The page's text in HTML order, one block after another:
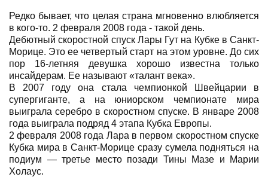
Редко бывает, что целая страна мгновенно влюбляется
в кого-то. 2 февраля 2008 года - такой день.
Дебютный скоростной спуск Лары Гут на Кубке в Санкт-
Морице. Это ее четвертый старт на этом уровне. До сих
пор 16-летняя девушка хорошо известна только
инсайдерам. Ее называют «талант века».
В 2007 году она стала чемпионкой Швейцарии в
супергиганте, а на юниорском чемпионате мира
выиграла серебро в скоростном спуске. В январе 2008
года выиграла подряд 4 этапа Кубка Европы.
2 февраля 2008 года Лара в первом скоростном спуске
Кубка мира в Санкт-Морице сразу сумела подняться на
подиум — третье место позади Тины Мазе и Марии
Холаус.